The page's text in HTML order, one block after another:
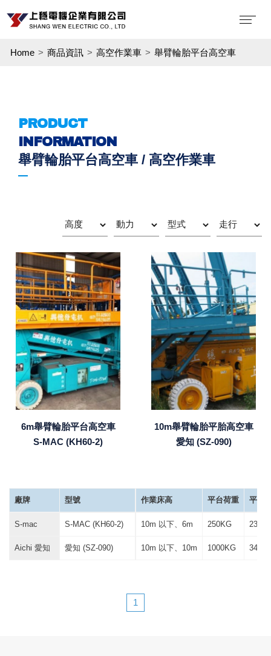
Home 商品資訊 高空作業車 舉臂輪胎平台高空車
PRODUCT
INFORMATION
舉臂輪胎平台高空車 / 高空作業車
6m舉臂輪胎平台高空車
S-MAC (KH60-2)
10m舉臂輪胎平胎高空車
愛知 (SZ-090)
廠牌 型號
S-mac S-MAC (KH60-2)
Aichi 愛知 愛知 (SZ-090)
作業床高 平台荷重 平台
10m 以下、6m 250KG 236 *
10m 以下、10m 1000KG 342 *
1